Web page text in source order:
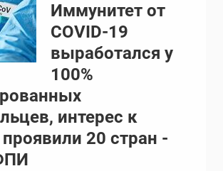
Иммунитет от
COVID-19
выработался у
100%
интерес к
20 стран -